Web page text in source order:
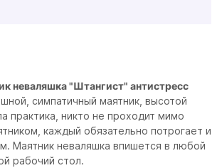
неваляшка "Штангист" антистресс
симпатичный маятник, высотой
практика, никто не проходит мимо
каждый обязательно потрогает и
Маятник неваляшка впишется в любой
рабочий стол.